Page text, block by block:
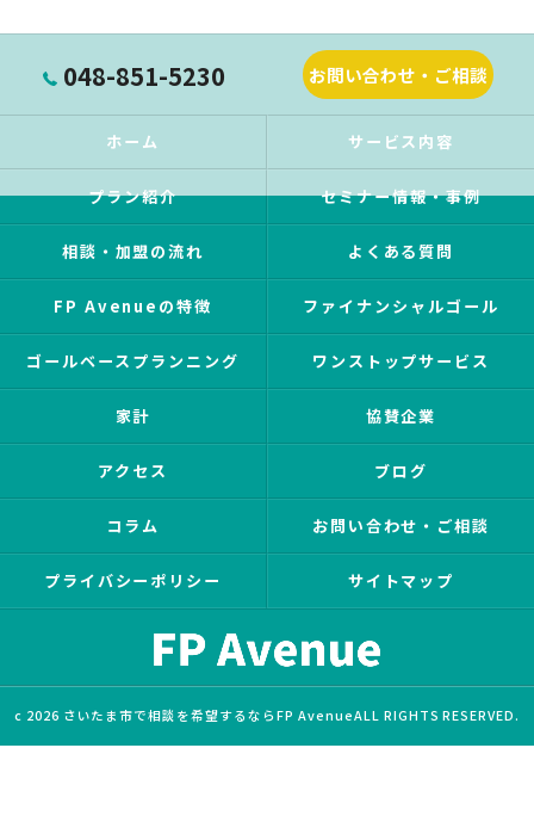
048-851-5230 お問い合わせ・ご相談
ホーム サービス内容
プラン紹介 セミナー情報・事例
相談・加盟の流れ よくある質問
FP Avenueの特徴 ファイナンシャルゴール
ゴールベースプランニング ワンストップサービス
家計 協賛企業
アクセス ブログ
コラム お問い合わせ・ご相談
プライバシーポリシー サイトマップ
c 2026 さいたま市で相談を希望するならFP AvenueALL RIGHTS RESERVED.